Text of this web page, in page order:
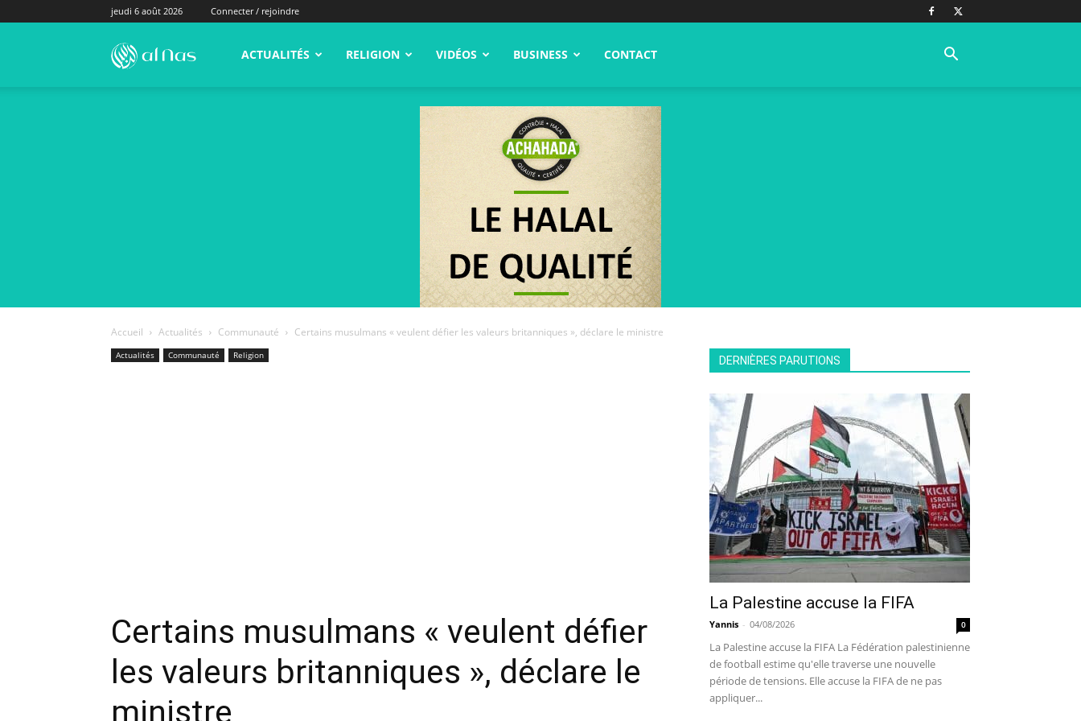
jeudi 6 août 2026 Connecter / rejoindre
alNas.fr ACTUALITÉS RELIGION VIDÉOS BUSINESS CONTACT
Accueil Actualités Communauté Certains musulmans « veulent défier les valeurs britanniques », déclare le ministre
Actualités Communauté Religion
Certains musulmans « veulent défier
les valeurs britanniques », déclare le
ministre
DERNIÈRES PARUTIONS
La Palestine accuse la FIFA
Yannis - 04/08/2026 0
La Palestine accuse la FIFA La Fédération palestinienne
de football estime qu'elle traverse une nouvelle
période de tensions. Elle accuse la FIFA de ne pas
appliquer...